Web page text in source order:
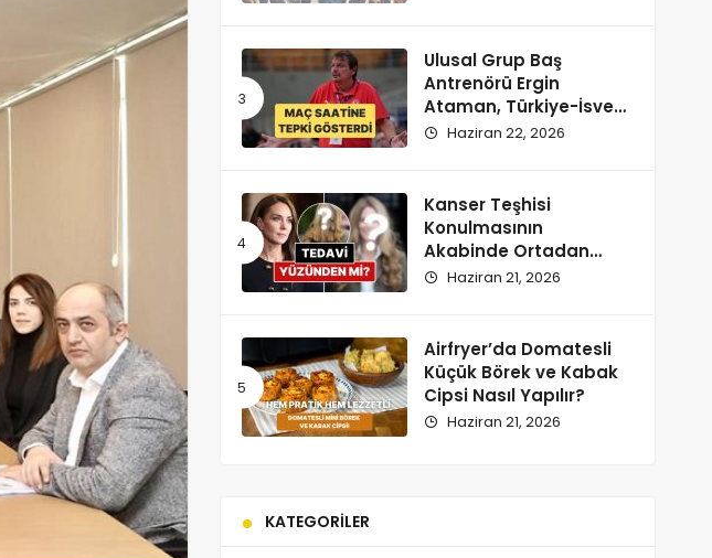
Ulusal Grup Baş
Antrenörü Ergin
Ataman, Türkiye-İsveç
Maçı Saatine
Haziran 22, 2026
Kanser Teşhisi
Konulmasının
Akabinde Ortadan
Kaybolan Kate
Doğurdu
Haziran 21, 2026
Airfryer’da Domatesli
Küçük Börek ve Kabak
Cipsi Nasıl Yapılır?
Haziran 21, 2026
KATEGORILER